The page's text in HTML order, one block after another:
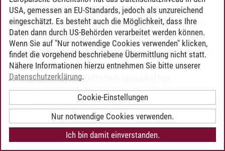
Komplementärstudium -Sprache und Kultur
Lehren und Lernen-Komplementärstudium
Sprache und Kultur
Leuphana Bachelor-Komplementärstudium-
Sprache und Kultur
Angewandte Kulturwissenschaften
Allgemeinqualifizierender Grundblock -
Fremdsprachen-Englisch
General Studies allgemein-Perspektive:
Sprache und Kultur-Englisch
USA, gemessen an EU-Standards, jedoch als unzureichend
eingeschätzt. Es besteht auch die Möglichkeit, dass Ihre
Daten dann durch US-Behörden verarbeitet werden können.
Wenn Sie auf "Nur notwendige Cookies verwenden" klicken,
findet die vorgehend beschriebene Übermittlung nicht statt.
Nähere Informationen hierzu entnehmen Sie bitte unserer
Datenschutzerklärung.
Cookie-Einstellungen
Nur notwendige Cookies verwenden.
Ich bin damit einverstanden.